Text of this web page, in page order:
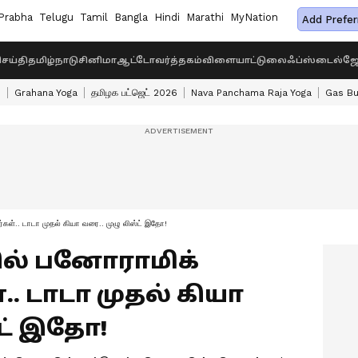
Telugu Tamil Bangla Hindi Marathi MyNation Add
தமிழ்நாடுசினிமாஆட்டோவர்த்தகம்விளையாட்டுலைஃப்ஸ்டைல்
Grahana Yoga தமிழக பட்ஜெட் 2026 Nava Panchama Raja Yoga Gas
டாடா முதல் கியா வரை.. முழு லிஸ்ட் இதோ!
பனோராமிக்
டாடா முதல் கியா
இதோ!